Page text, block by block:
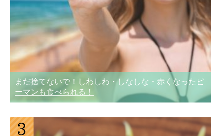
まだ捨てないで！しわしわ・しなしな・赤くなったピ
ーマンも食べられる！